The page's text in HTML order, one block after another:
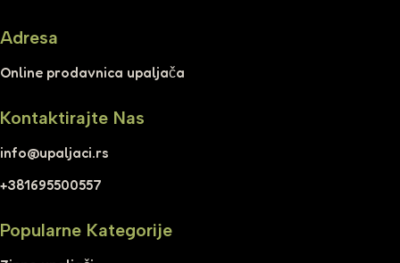
Adresa
Online prodavnica upaljača
Kontaktirajte Nas
info@upaljaci.rs
+381695500557
Popularne Kategorije